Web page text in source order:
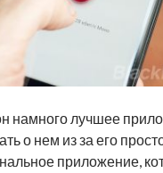
намного лучшее
о нем из за его
приложение,